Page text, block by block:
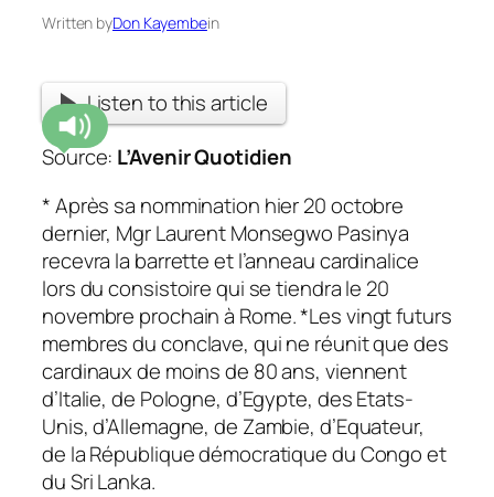
Written byDon Kayembein
Listen to this article
Source: L’Avenir Quotidien
* Après sa nommination hier 20 octobre
dernier, Mgr Laurent Monsegwo Pasinya
recevra la barrette et l’anneau cardinalice
lors du consistoire qui se tiendra le 20
novembre prochain à Rome. *Les vingt futurs
membres du conclave, qui ne réunit que des
cardinaux de moins de 80 ans, viennent
d’Italie, de Pologne, d’Egypte, des Etats-
Unis, d’Allemagne, de Zambie, d’Equateur,
de la République démocratique du Congo et
du Sri Lanka.